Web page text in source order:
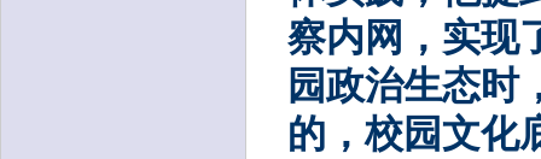
察内网，实现
园政治生态时
的，校园文化